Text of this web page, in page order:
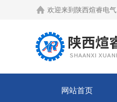
欢迎来到 陕西煊睿电
网站首页